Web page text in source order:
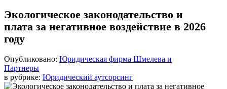
Экологическое законодательство и
плата за негативное воздействие в 2026
году
Опубликовано: Юридическая фирма Шмелева и
Партнеры
в рубрике: Юридический аутсорсинг